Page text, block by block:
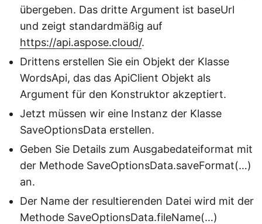
übergeben. Das dritte Argument ist baseUrl
und zeigt standardmäßig auf
https://api.aspose.cloud/.
Drittens erstellen Sie ein Objekt der Klasse
WordsApi, das das ApiClient Objekt als
Argument für den Konstruktor akzeptiert.
Jetzt müssen wir eine Instanz der Klasse
SaveOptionsData erstellen.
Geben Sie Details zum Ausgabedateiformat mit
der Methode SaveOptionsData.saveFormat(…)
an.
Der Name der resultierenden Datei wird mit der
Methode SaveOptionsData.fileName(…)